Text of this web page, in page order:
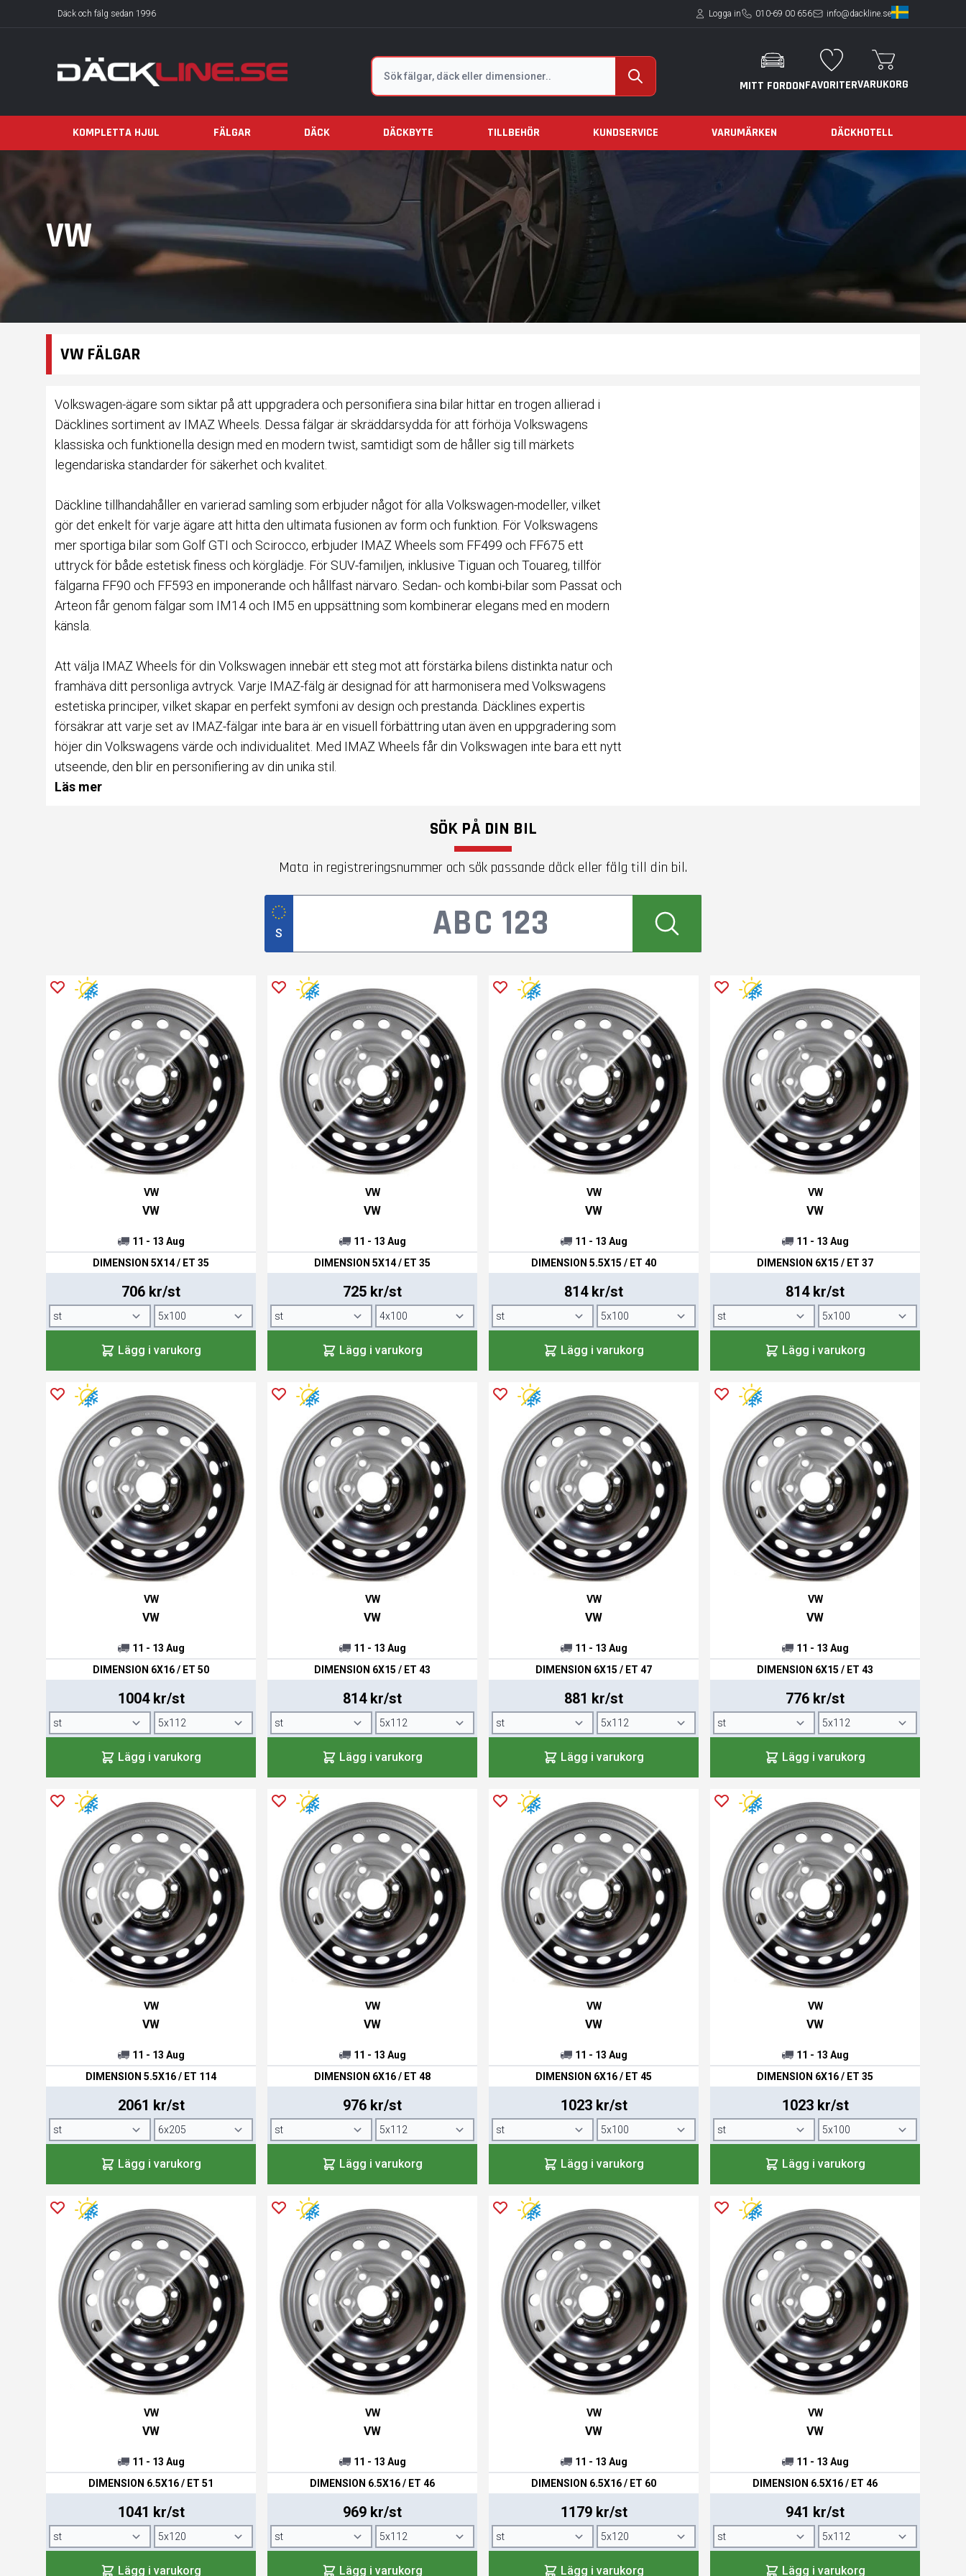
Däck och fälg sedan 1996 Logga in 010-69 00 656 info@dackline.se
Sök
MITT FORDONFAVORITERVARUKORG
KOMPLETTA HJUL FÄLGAR DÄCK DÄCKBYTE TILLBEHÖR KUNDSERVICE VARUMÄRKEN DÄCKHOTELL
VW
VW FÄLGAR
Volkswagen-ägare som siktar på att uppgradera och personifiera sina bilar hittar en trogen allierad i
Däcklines sortiment av IMAZ Wheels. Dessa fälgar är skräddarsydda för att förhöja Volkswagens
klassiska och funktionella design med en modern twist, samtidigt som de håller sig till märkets
legendariska standarder för säkerhet och kvalitet.
Däckline tillhandahåller en varierad samling som erbjuder något för alla Volkswagen-modeller, vilket
gör det enkelt för varje ägare att hitta den ultimata fusionen av form och funktion. För Volkswagens
mer sportiga bilar som Golf GTI och Scirocco, erbjuder IMAZ Wheels som FF499 och FF675 ett
uttryck för både estetisk finess och körglädje. För SUV-familjen, inklusive Tiguan och Touareg, tillför
fälgarna FF90 och FF593 en imponerande och hållfast närvaro. Sedan- och kombi-bilar som Passat och
Arteon får genom fälgar som IM14 och IM5 en uppsättning som kombinerar elegans med en modern
känsla.
Att välja IMAZ Wheels för din Volkswagen innebär ett steg mot att förstärka bilens distinkta natur och
framhäva ditt personliga avtryck. Varje IMAZ-fälg är designad för att harmonisera med Volkswagens
estetiska principer, vilket skapar en perfekt symfoni av design och prestanda. Däcklines expertis
försäkrar att varje set av IMAZ-fälgar inte bara är en visuell förbättring utan även en uppgradering som
höjer din Volkswagens värde och individualitet. Med IMAZ Wheels får din Volkswagen inte bara ett nytt
utseende, den blir en personifiering av din unika stil.
Läs mer
SÖK PÅ DIN BIL
Mata in registreringsnummer och sök passande däck eller fälg till din bil.
S
VW
VW
11 - 13 Aug
DIMENSION 5X14 / ET 35
706 kr/st
Lägg i varukorg
VW
VW
11 - 13 Aug
DIMENSION 5X14 / ET 35
725 kr/st
Lägg i varukorg
VW
VW
11 - 13 Aug
DIMENSION 5.5X15 / ET 40
814 kr/st
Lägg i varukorg
VW
VW
11 - 13 Aug
DIMENSION 6X15 / ET 37
814 kr/st
Lägg i varukorg
VW
VW
11 - 13 Aug
DIMENSION 6X16 / ET 50
1004 kr/st
Lägg i varukorg
VW
VW
11 - 13 Aug
DIMENSION 6X15 / ET 43
814 kr/st
Lägg i varukorg
VW
VW
11 - 13 Aug
DIMENSION 6X15 / ET 47
881 kr/st
Lägg i varukorg
VW
VW
11 - 13 Aug
DIMENSION 6X15 / ET 43
776 kr/st
Lägg i varukorg
VW
VW
11 - 13 Aug
DIMENSION 5.5X16 / ET 114
2061 kr/st
Lägg i varukorg
VW
VW
11 - 13 Aug
DIMENSION 6X16 / ET 48
976 kr/st
Lägg i varukorg
VW
VW
11 - 13 Aug
DIMENSION 6X16 / ET 45
1023 kr/st
Lägg i varukorg
VW
VW
11 - 13 Aug
DIMENSION 6X16 / ET 35
1023 kr/st
Lägg i varukorg
VW
VW
11 - 13 Aug
DIMENSION 6.5X16 / ET 51
1041 kr/st
Lägg i varukorg
VW
VW
11 - 13 Aug
DIMENSION 6.5X16 / ET 46
969 kr/st
Lägg i varukorg
VW
VW
11 - 13 Aug
DIMENSION 6.5X16 / ET 60
1179 kr/st
Lägg i varukorg
VW
VW
11 - 13 Aug
DIMENSION 6.5X16 / ET 46
941 kr/st
Lägg i varukorg